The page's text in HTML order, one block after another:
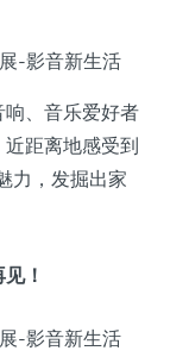
、音乐爱好者
距离地感受到
力，发掘出家
！